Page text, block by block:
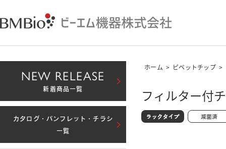
ホーム > ピペットチップ >
フィルター
NEW RELEASE
新着商品一覧
カタログ・パンフレット・チラシ
一覧